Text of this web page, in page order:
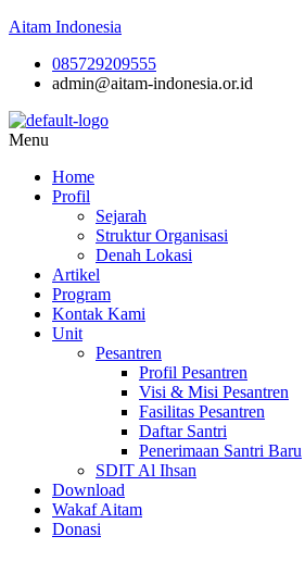
Aitam Indonesia
085729209555
admin@aitam-indonesia.or.id
Menu
Home
Profil
Sejarah
Struktur Organisasi
Denah Lokasi
Artikel
Program
Kontak Kami
Unit
Pesantren
Profil Pesantren
Visi & Misi Pesantren
Fasilitas Pesantren
Daftar Santri
Penerimaan Santri Baru
SDIT Al Ihsan
Download
Wakaf Aitam
Donasi